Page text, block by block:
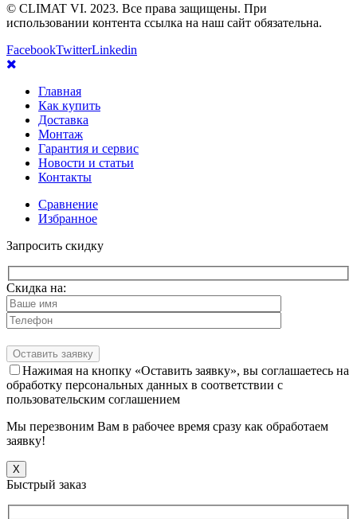
© CLIMAT VI. 2023. Все права защищены. При
использовании контента ссылка на наш сайт обязательна.
FacebookTwitterLinkedin
Главная
Как купить
Доставка
Монтаж
Гарантия и сервис
Новости и статьи
Контакты
Сравнение
Избранное
Запросить скидку
Скидка на:
Нажимая на кнопку «Оставить заявку», вы соглашаетесь на
обработку персональных данных в соответствии с
пользовательским соглашением
Мы перезвоним Вам в рабочее время сразу как обработаем
заявку!
X
Быстрый заказ